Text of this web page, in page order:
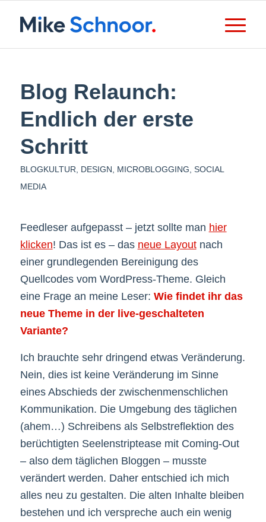
Blog Relaunch:
Endlich der erste
Schritt
BLOGKULTUR DESIGN MICROBLOGGING SOCIAL
MEDIA
Feedleser aufgepasst – jetzt sollte man hier
klicken! Das ist es – das neue Layoutnach
einer grundlegenden Bereinigung des
Quellcodes vom WordPress-Theme. Gleich
eine Frage an meine Leser: Wie findet ihr das
neue Theme in der live-geschalteten
Variante?
Ich brauchte sehr dringend etwas Veränderung.
Nein, dies ist keine Veränderung im Sinne
eines Abschieds der zwischenmenschlichen
Kommunikation. Die Umgebung des täglichen
(ahem…) Schreibens als Selbstreflektion des
berüchtigten Seelenstriptease mit Coming-Out
– also dem täglichen Bloggen – musste
verändert werden. Daher entschied ich mich
alles neu zu gestalten. Die alten Inhalte bleiben
bestehen und ich verspreche auch ein wenig